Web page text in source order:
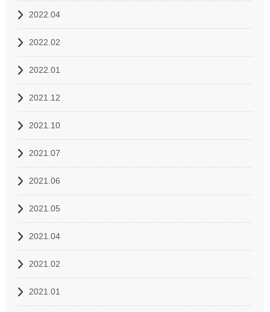
2022.04
2022.02
2022.01
2021.12
2021.10
2021.07
2021.06
2021.05
2021.04
2021.02
2021.01